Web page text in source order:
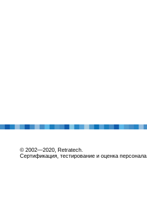
© 2002—2020, Retratech.
Сертификация, тестирование и оценка персонала.